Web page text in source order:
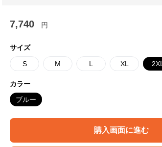
7,740 円
サイズ
S M L XL 2XL
カラー
ブルー
購入画面に進む